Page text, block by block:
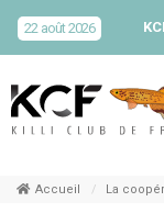
22 août 2026
29 août 2026
5-6 sep 2026
de
Accueil La